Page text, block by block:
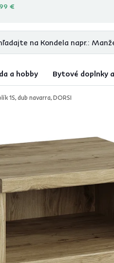
€
produktových recenzií
a hobby Bytové doplnky
1S, dub navarra, DORSI